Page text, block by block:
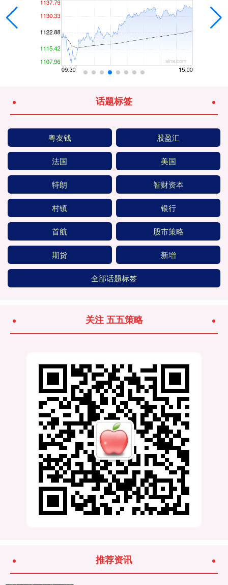
话题标签
粤友钱 股盈汇
法国 美国
特朗 智财资本
村镇 银行
首航 股市策略
期货 新增
全部话题标签
关注 五五策略
推荐资讯